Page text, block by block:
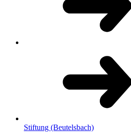
Stiftung (Beutelsbach)